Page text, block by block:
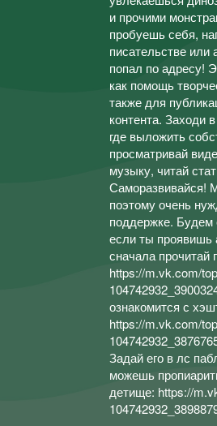
и прочими
пробуешь себя,
писательстве или
попал по адресу!
как помощь
также для
контента. Заходи
где выложить
просматривай
музыку, читай
Саморазвивайся!
поэтому очень
поддержке. Будем
если ты проявишь
сначала прочитай
https://m.vk.com/
ознакомится с
https://m.vk.com/
Задай его в лс
можешь
детище: https://